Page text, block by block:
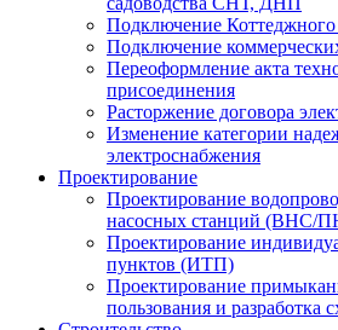
Подключение
Подключение
Переоформление акта
присоединения
Расторжение договора
Изменение категории
электроснабжения
Проектирование
Проектирование
насосных станций (ВНС/
Проектирование
пунктов (ИТП)
Проектирование
пользования и разработка